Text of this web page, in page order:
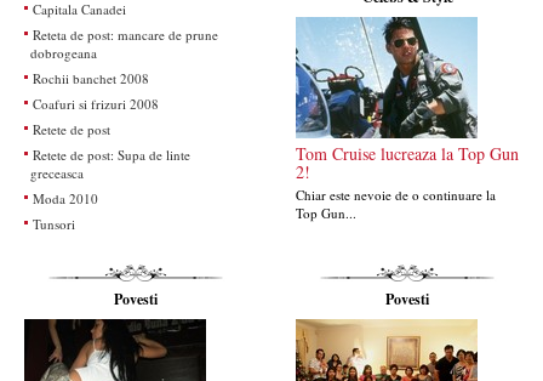
Capitala Canadei
Reteta de post: mancare de prune
dobrogeana
Rochii banchet 2008
Coafuri si frizuri 2008
Retete de post
Retete de post: Supa de linte
greceasca
Moda 2010
Tunsori
Tom Cruise lucreaza la Top Gun
2!
Chiar este nevoie de o continuare la
Top Gun...
Povesti Povesti